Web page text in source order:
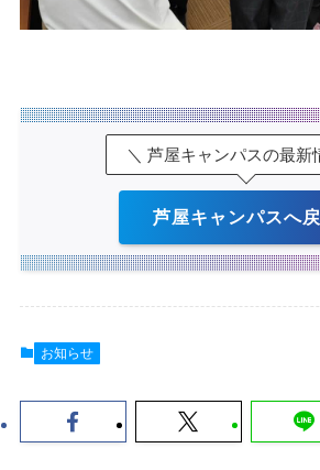
＼ 芦屋キャンパスの最新
芦屋キャンパスへ
お知らせ